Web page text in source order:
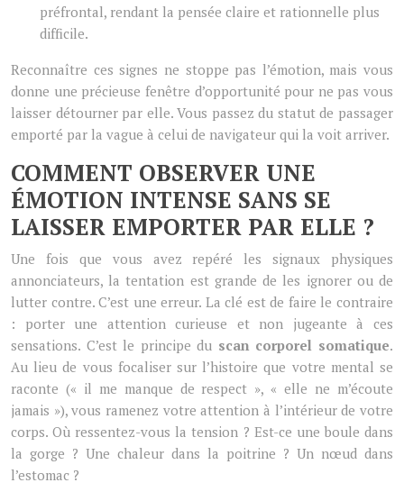
préfrontal, rendant la pensée claire et rationnelle plus
difficile.
Reconnaître ces signes ne stoppe pas l’émotion, mais vous
donne une précieuse fenêtre d’opportunité pour ne pas vous
laisser détourner par elle. Vous passez du statut de passager
emporté par la vague à celui de navigateur qui la voit arriver.
COMMENT OBSERVER UNE
ÉMOTION INTENSE SANS SE
LAISSER EMPORTER PAR ELLE ?
Une fois que vous avez repéré les signaux physiques
annonciateurs, la tentation est grande de les ignorer ou de
lutter contre. C’est une erreur. La clé est de faire le contraire
: porter une attention curieuse et non jugeante à ces
sensations. C’est le principe du scan corporel somatique.
Au lieu de vous focaliser sur l’histoire que votre mental se
raconte (« il me manque de respect », « elle ne m’écoute
jamais »), vous ramenez votre attention à l’intérieur de votre
corps. Où ressentez-vous la tension ? Est-ce une boule dans
la gorge ? Une chaleur dans la poitrine ? Un nœud dans
l’estomac ?